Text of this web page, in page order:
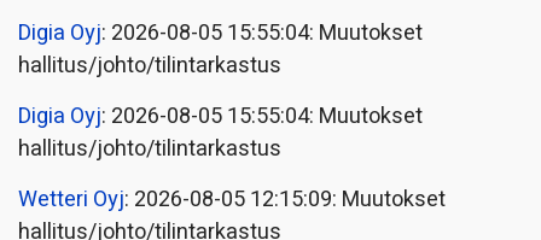
Digia Oyj: 2026-08-05 15:55:04: Muutokset
hallitus/johto/tilintarkastus
Digia Oyj: 2026-08-05 15:55:04: Muutokset
hallitus/johto/tilintarkastus
Wetteri Oyj: 2026-08-05 12:15:09: Muutokset
hallitus/johto/tilintarkastus